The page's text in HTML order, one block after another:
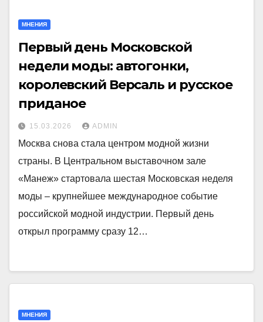
МНЕНИЯ
Первый день Московской
недели моды: автогонки,
королевский Версаль и русское
приданое
15.03.2026 ADMIN
Москва снова стала центром модной жизни
страны. В Центральном выставочном зале
«Манеж» стартовала шестая Московская неделя
моды – крупнейшее международное событие
российской модной индустрии. Первый день
открыл программу сразу 12…
МНЕНИЯ